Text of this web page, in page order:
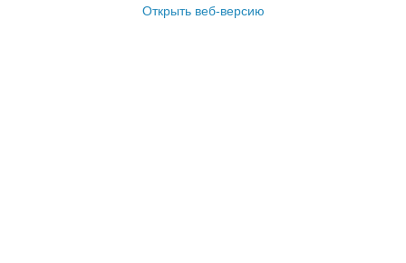
Открыть веб-версию